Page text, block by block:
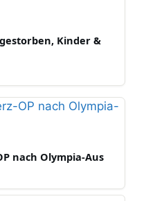
Kinder &
nach Olympia-Aus